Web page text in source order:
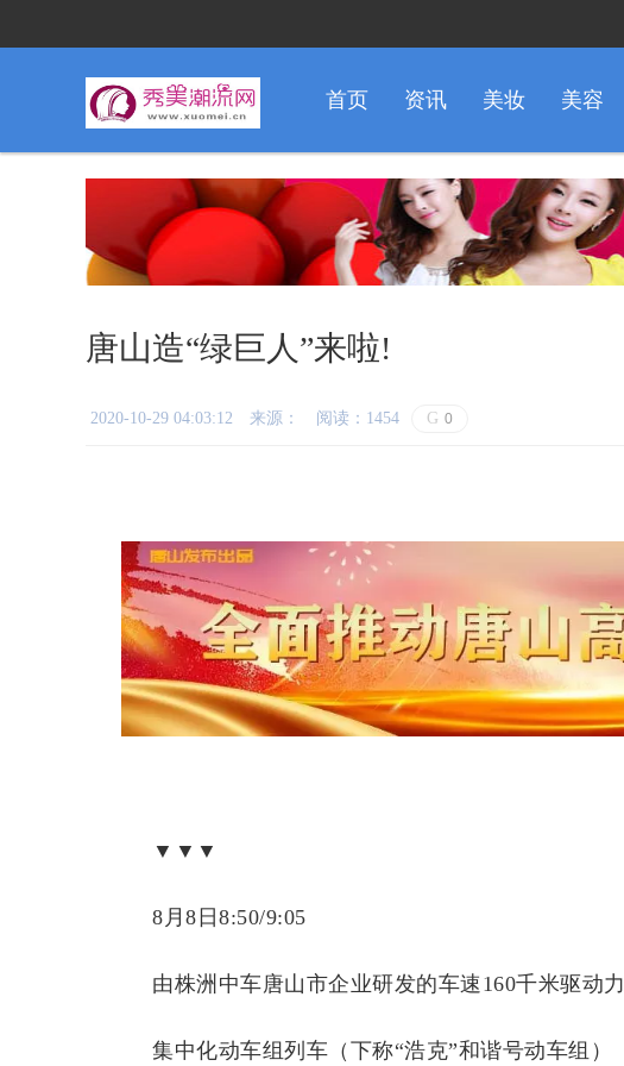
首页 资讯 美妆 美容
唐山造“绿巨人”来啦!
2020-10-29 04:03:12 来源： 阅读：1454 G 0
▼▼▼
8月8日8:50/9:05
由株洲中车唐山市企业研发的车速160千米驱动力
集中化动车组列车（下称“浩克”和谐号动车组）